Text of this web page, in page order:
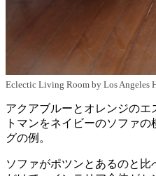
Eclectic Living Room by Los Angeles
アクアブルーとオレンジの
トマンをネイビーのソファ
グの例。
ソファがポツンとあるのと